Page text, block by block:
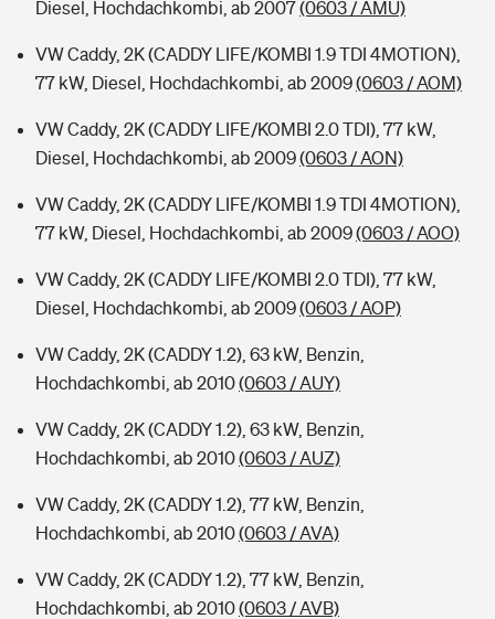
Diesel, Hochdachkombi, ab 2007(0603 / AMU)
VW Caddy, 2K (CADDY LIFE/KOMBI 1.9 TDI 4MOTION),
77 kW, Diesel, Hochdachkombi, ab 2009(0603 / AOM)
VW Caddy, 2K (CADDY LIFE/KOMBI 2.0 TDI), 77 kW,
Diesel, Hochdachkombi, ab 2009(0603 / AON)
VW Caddy, 2K (CADDY LIFE/KOMBI 1.9 TDI 4MOTION),
77 kW, Diesel, Hochdachkombi, ab 2009(0603 / AOO)
VW Caddy, 2K (CADDY LIFE/KOMBI 2.0 TDI), 77 kW,
Diesel, Hochdachkombi, ab 2009(0603 / AOP)
VW Caddy, 2K (CADDY 1.2), 63 kW, Benzin,
Hochdachkombi, ab 2010(0603 / AUY)
VW Caddy, 2K (CADDY 1.2), 63 kW, Benzin,
Hochdachkombi, ab 2010(0603 / AUZ)
VW Caddy, 2K (CADDY 1.2), 77 kW, Benzin,
Hochdachkombi, ab 2010(0603 / AVA)
VW Caddy, 2K (CADDY 1.2), 77 kW, Benzin,
Hochdachkombi, ab 2010(0603 / AVB)